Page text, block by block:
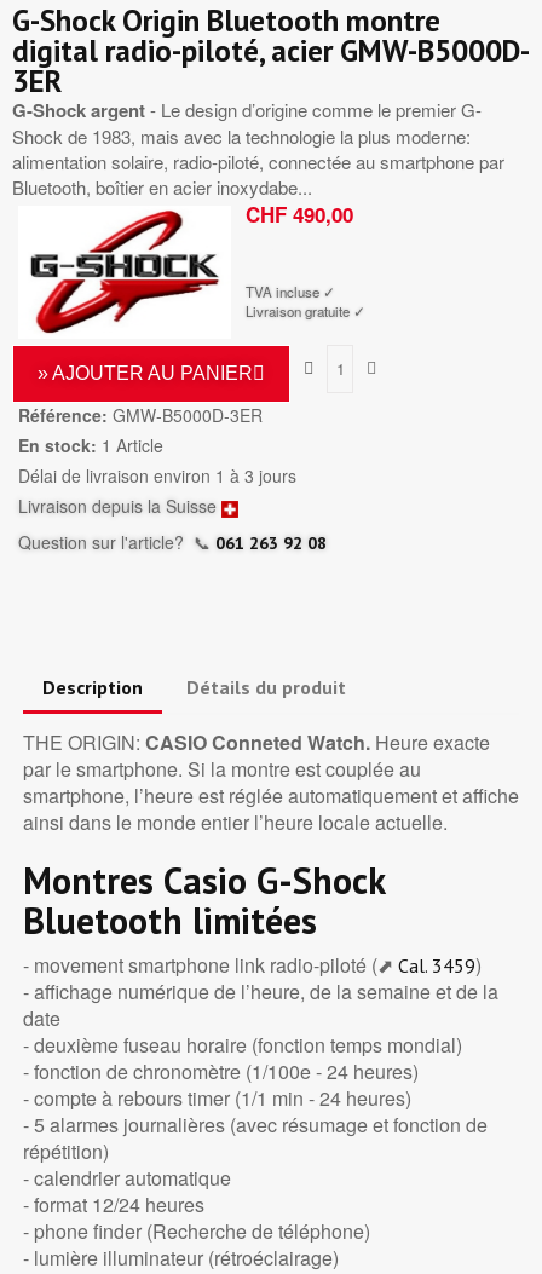
G-Shock Origin Bluetooth montre
digital radio-piloté, acier GMW-B5000D-
3ER
G-Shock argent- Le design d’origine comme le premier G-
Shock de 1983, mais avec la technologie la plus moderne:
alimentation solaire, radio-piloté, connectée au smartphone par
Bluetooth, boîtier en acier inoxydabe...
CHF 490,00
TVA incluse ✓
Livraison gratuite ✓
» AJOUTER AU PANIER
Référence: GMW-B5000D-3ER
En stock: 1 Article
Délai de livraison environ 1 à 3 jours
Livraison depuis la Suisse
Question sur l'article? 📞 061 263 92 08
Description Détails du produit
THE ORIGIN: CASIO Conneted Watch.Heure exacte
par le smartphone. Si la montre est couplée au
smartphone, l’heure est réglée automatiquement et affiche
ainsi dans le monde entier l’heure locale actuelle.
Montres Casio G-Shock
Bluetooth limitées
- movement smartphone link radio-piloté (⬈ Cal. 3459)
- affichage numérique de l’heure, de la semaine et de la
date
- deuxième fuseau horaire (fonction temps mondial)
- fonction de chronomètre (1/100e - 24 heures)
- compte à rebours timer (1/1 min - 24 heures)
- 5 alarmes journalières (avec résumage et fonction de
répétition)
- calendrier automatique
- format 12/24 heures
- phone finder (Recherche de téléphone)
- lumière illuminateur (rétroéclairage)